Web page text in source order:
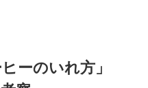
ーのいれ方」